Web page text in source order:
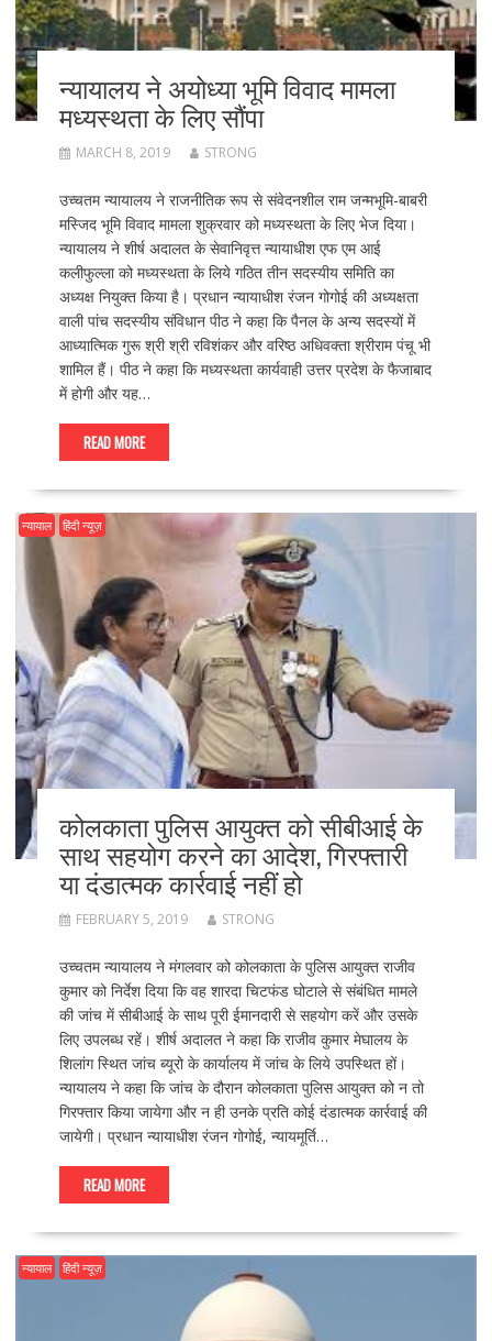
न्यायालय ने अयोध्या भूमि विवाद मामला
मध्यस्थता के लिए सौंपा
MARCH 8, 2019 STRONG
उच्चतम न्यायालय ने राजनीतिक रूप से संवेदनशील राम जन्मभूमि-बाबरी
मस्जिद भूमि विवाद मामला शुक्रवार को मध्यस्थता के लिए भेज दिया।
न्यायालय ने शीर्ष अदालत के सेवानिवृत्त न्यायाधीश एफ एम आई
कलीफुल्ला को मध्यस्थता के लिये गठित तीन सदस्यीय समिति का
अध्यक्ष नियुक्त किया है। प्रधान न्यायाधीश रंजन गोगोई की अध्यक्षता
वाली पांच सदस्यीय संविधान पीठ ने कहा कि पैनल के अन्य सदस्यों में
आध्यात्मिक गुरू श्री श्री रविशंकर और वरिष्ठ अधिवक्ता श्रीराम पंचू भी
शामिल हैं। पीठ ने कहा कि मध्यस्थता कार्यवाही उत्तर प्रदेश के फैजाबाद
में होगी और यह…
READ MORE
न्यायाल हिंदी न्यूज़
कोलकाता पुलिस आयुक्त को सीबीआई के
साथ सहयोग करने का आदेश, गिरफ्तारी
या दंडात्मक कार्रवाई नहीं हो
FEBRUARY 5, 2019 STRONG
उच्चतम न्यायालय ने मंगलवार को कोलकाता के पुलिस आयुक्त राजीव
कुमार को निर्देश दिया कि वह शारदा चिटफंड घोटाले से संबंधित मामले
की जांच में सीबीआई के साथ पूरी ईमानदारी से सहयोग करें और उसके
लिए उपलब्ध रहें। शीर्ष अदालत ने कहा कि राजीव कुमार मेघालय के
शिलांग स्थित जांच ब्यूरो के कार्यालय में जांच के लिये उपस्थित हों।
न्यायालय ने कहा कि जांच के दौरान कोलकाता पुलिस आयुक्त को न तो
गिरफ्तार किया जायेगा और न ही उनके प्रति कोई दंडात्मक कार्रवाई की
जायेगी। प्रधान न्यायाधीश रंजन गोगोई, न्यायमूर्ति…
READ MORE
न्यायाल हिंदी न्यूज़